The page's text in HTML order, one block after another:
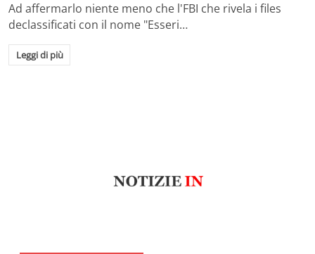
Ad affermarlo niente meno che l'FBI che rivela i files
declassificati con il nome "Esseri…
Leggi di più